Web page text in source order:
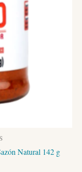
Natural 142 g